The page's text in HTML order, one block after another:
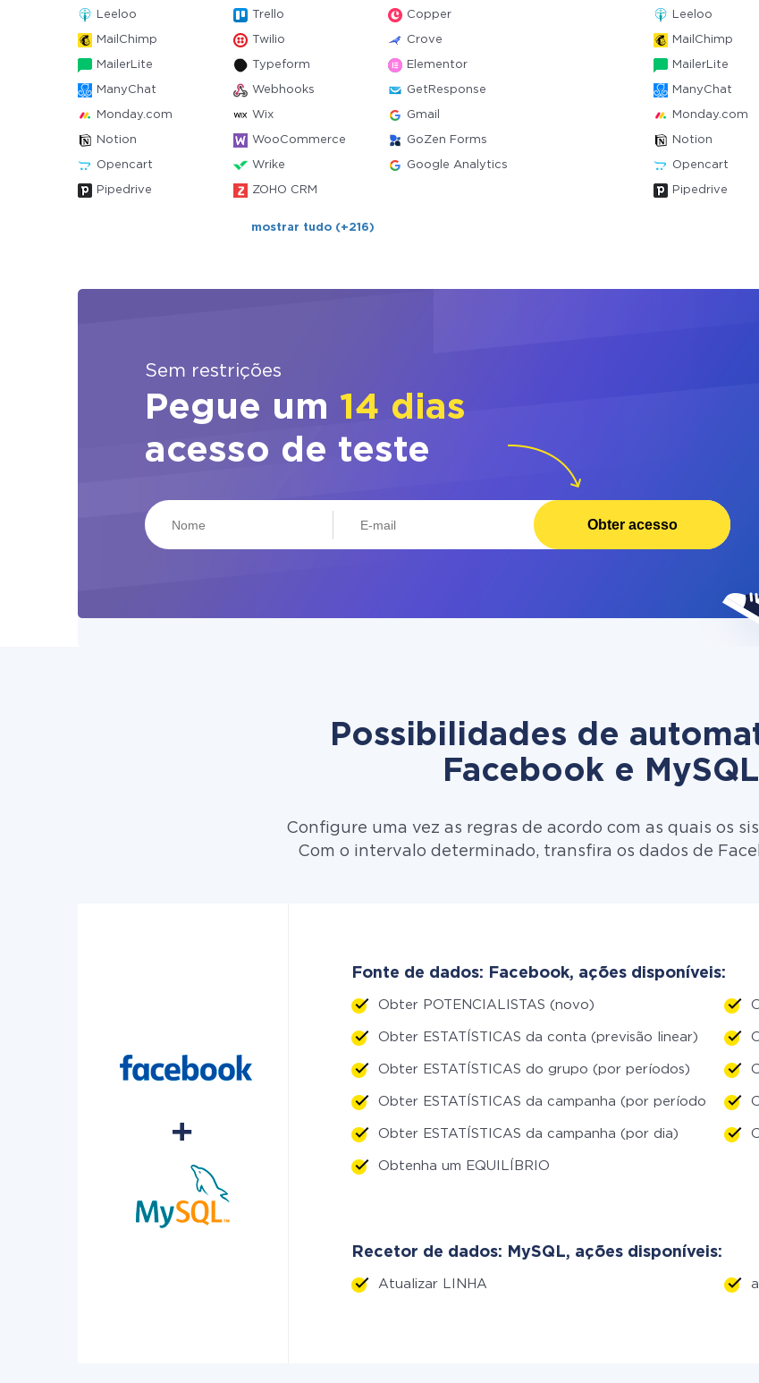
Leeloo Trello Copper
MailChimp Twilio Crove
MailerLite Typeform Elementor
ManyChat Webhooks GetResponse
Monday.com Wix Gmail
Notion WooCommerce GoZen Forms
Opencart Wrike Google Analytics
Pipedrive ZOHO CRM
mostrar tudo (+216)
Leeloo
MailChimp
MailerLite
ManyChat
Monday.com
Notion
Opencart
Pipedrive
Sem restrições
Pegue um 14 dias
acesso de teste
Obter acesso
Possibilidades de
Facebook e MySQL
Configure uma vez as regras de acordo com as quais os
Com o intervalo determinado, transfira os dados de
Fonte de dados: Facebook, ações disponíveis:
Obter POTENCIALISTAS (novo)
Obter ESTATÍSTICAS da conta (previsão linear)
Obter ESTATÍSTICAS do grupo (por períodos)
Obter ESTATÍSTICAS da campanha (por períodos)
Obter ESTATÍSTICAS da campanha (por dia)
Obtenha um EQUILÍBRIO
Recetor de dados: MySQL, ações disponíveis:
Atualizar LINHA